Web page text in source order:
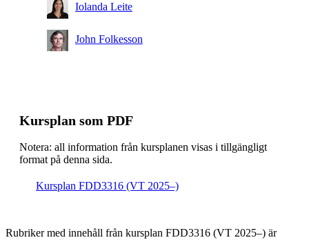
Iolanda Leite
John Folkesson
Kursplan som PDF
Notera: all information från kursplanen visas i tillgängligt
format på denna sida.
Kursplan FDD3316 (VT 2025–)
Rubriker med innehåll från kursplan FDD3316 (VT 2025–) är